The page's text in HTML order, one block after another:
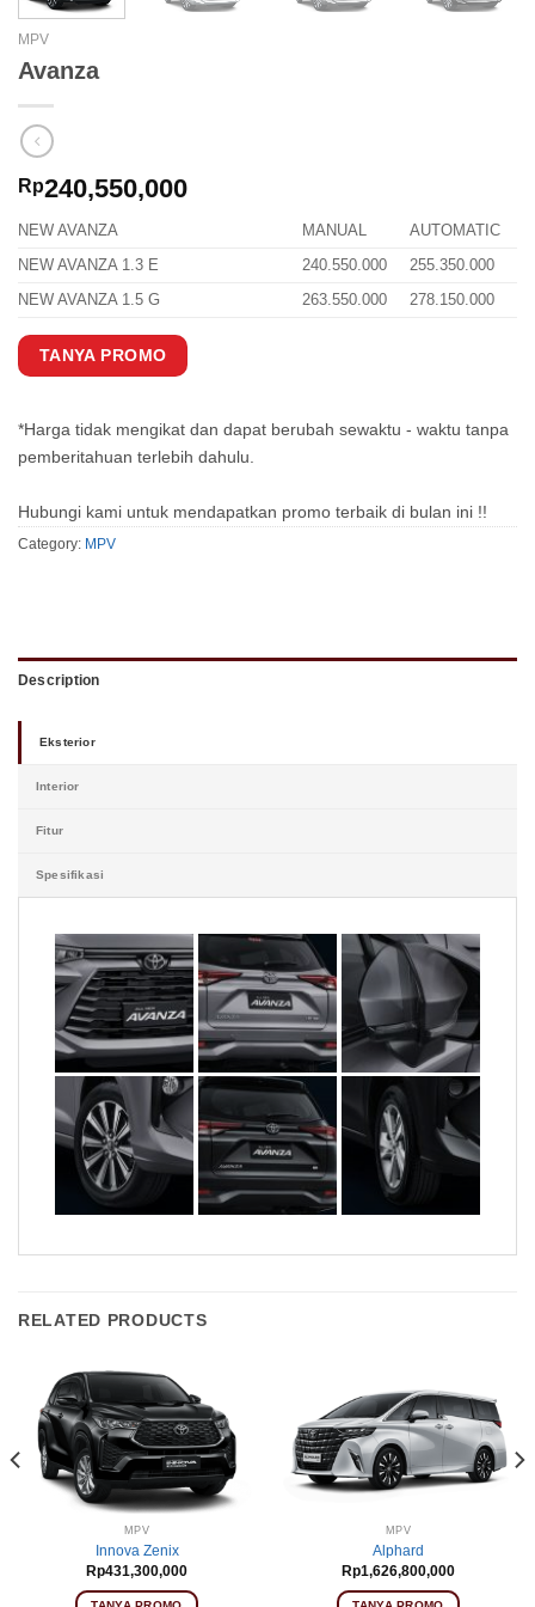
MPV
Avanza
Rp240,550,000
NEW AVANZA MANUAL
AUTOMATIC
NEW AVANZA 1.3 E
240.550.000
255.350.000
NEW AVANZA 1.5 G
263.550.000 278.150.000
TANYA PROMO
*Harga tidak mengikat dan dapat berubah sewaktu - waktu tanpa
pemberitahuan terlebih dahulu.
Hubungi kami untuk mendapatkan promo terbaik di bulan ini !!
Category: MPV
Description
Eksterior
Interior
Fitur
Spesifikasi
RELATED PRODUCTS
MPV
Innova Zenix
Rp431,300,000
MPV
Alphard
Rp1,626,800,000